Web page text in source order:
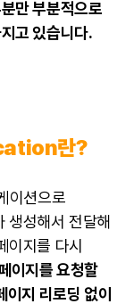
만 부분적으로
고 있습니다.
란?
이션으로
생성해서 전달해
이지를 다시
이지를 요청할
이지 리로딩 없이